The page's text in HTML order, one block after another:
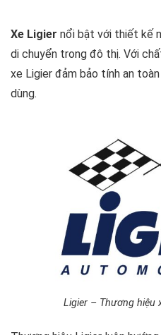
Xe Ligier nổi bật với thiết kế
di chuyển trong đô thị. Với
xe Ligier đảm bảo tính an
dùng.
Ligier – Thương hiệu